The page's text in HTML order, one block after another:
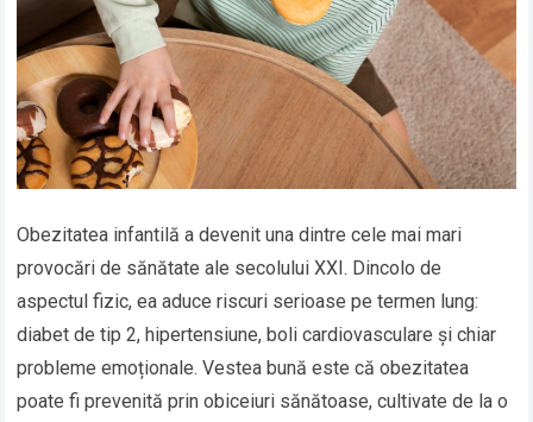
Obezitatea infantilă a devenit una dintre cele mai mari
provocări de sănătate ale secolului XXI. Dincolo de
aspectul fizic, ea aduce riscuri serioase pe termen lung:
diabet de tip 2, hipertensiune, boli cardiovasculare și chiar
probleme emoționale. Vestea bună este că obezitatea
poate fi prevenită prin obiceiuri sănătoase, cultivate de la o